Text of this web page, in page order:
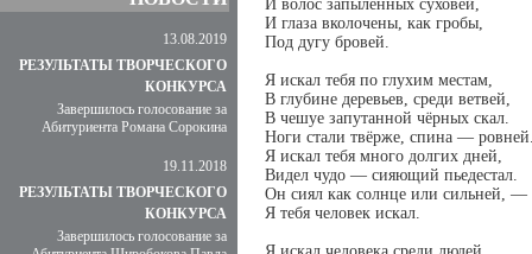
13.08.2019
РЕЗУЛЬТАТЫ ТВОРЧЕСКОГО
КОНКУРСА
Завершилось голосование за
Абитуриента Романа Сорокина
19.11.2018
РЕЗУЛЬТАТЫ ТВОРЧЕСКОГО
КОНКУРСА
Завершилось голосование за
И волос запыленных суховей,
И глаза вколочены, как гробы,
Под дугу бровей.
Я искал тебя по глухим местам,
В глубине деревьев, среди ветвей,
В чешуе запутанной чёрных скал.
Ноги стали твёрже, спина —
Я искал тебя много долгих дней,
Видел чудо — сияющий пьедестал.
Он сиял как солнце или сильней, —
Я тебя человек искал.